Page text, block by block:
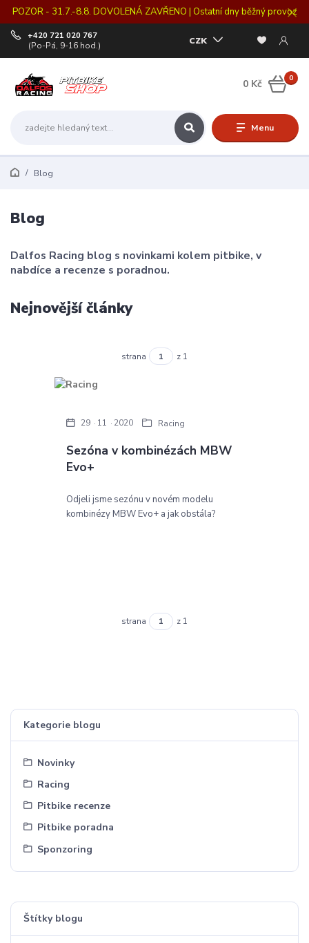
POZOR - 31.7.-8.8. DOVOLENÁ ZAVŘENO | Ostatní dny běžný provoz
Menu
CZK
+420 721 020 767
(Po-Pá, 9-16 hod.)
0
0 Kč
Blog
Kategorie blogu
Novinky
Racing
Pitbike recenze
Pitbike poradna
Sponzoring
Štítky blogu
Blog
Dalfos Racing blog s novinkami kolem pitbike, v
nabdíce a recenze s poradnou.
Nejnovější články
strana z 1
Sezóna v kombinézách MBW
Evo+
29 11 2020 Racing
Odjeli jsme sezónu v novém modelu
kombinézy MBW Evo+ a jak obstála?
strana z 1